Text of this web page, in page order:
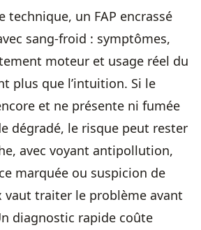
technique, un FAP encrassé
sang-froid : symptômes,
moteur et usage réel du
plus que l’intuition. Si le
et ne présente ni fumée
dégradé, le risque peut rester
avec voyant antipollution,
marquée ou suspicion de
vaut traiter le problème avant
diagnostic rapide coûte